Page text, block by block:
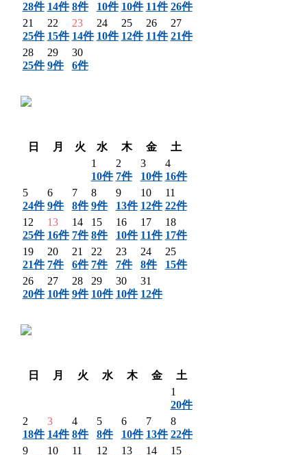
28件 14件 8件 10件 10件 11件 26件
21
25件
22
15件
23
14件
24
10件
25
12件
26
11件
27
21件
28
25件
29
9件
30
6件
日
月 火 水 木 金
土
1
10件
2
7件
3
10件
4
16件
5
24件
6
9件
7
8件
8
9件
9
13件
10
12件
11
22件
12
25件
13
16件
14
7件
15
8件
16
10件
17
11件
18
17件
19
21件
20
7件
21
6件
22
7件
23
7件
24
8件
25
15件
26
20件
27
10件
28
9件
29
10件
30
10件
31
12件
日
月 火 水 木 金
土
1
20件
2
18件
3
14件
4
8件
5
8件
6
10件
7
13件
8
22件
9
10
11
12
13
14
15